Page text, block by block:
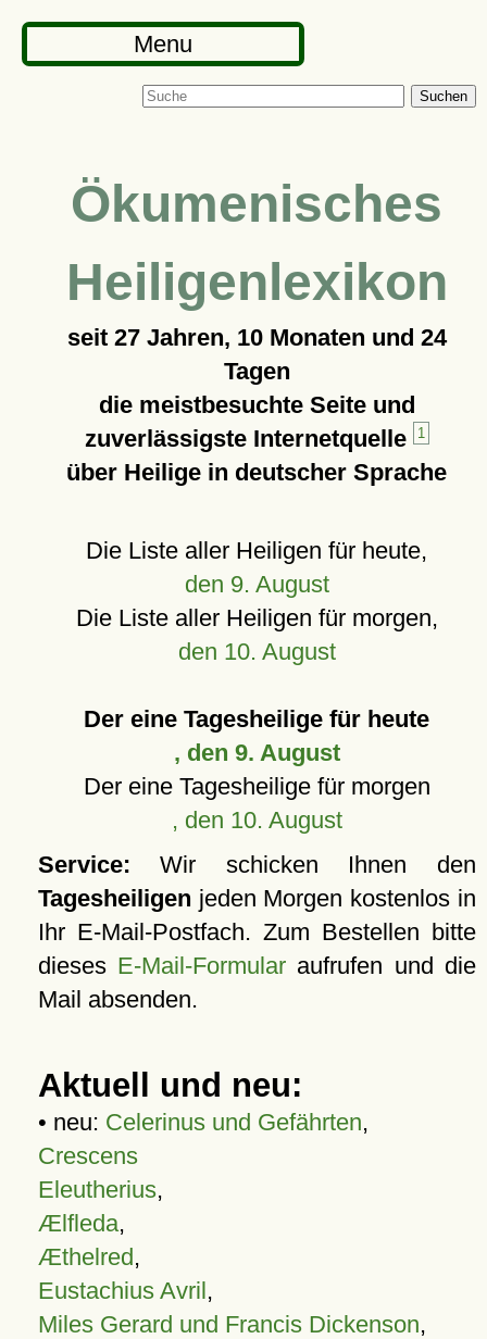
Menu
Suchen
Ökumenisches
Heiligenlexikon
seit 27 Jahren, 10 Monaten und 24
Tagen
die meistbesuchte Seite und
zuverlässigste Internetquelle
1
über Heilige in deutscher Sprache
Die Liste aller Heiligen für heute,
den 9. August
Die Liste aller Heiligen für morgen,
den 10. August
Der eine Tagesheilige für heute
, den 9. August
Der eine Tagesheilige für morgen
, den 10. August
Service: Wir schicken Ihnen den
Tagesheiligen jeden Morgen kostenlos in
Ihr E-Mail-Postfach. Zum Bestellen bitte
dieses E-Mail-Formular aufrufen und die
Mail absenden.
Aktuell und neu:
• neu: Celerinus und Gefährten,
Crescens
Eleutherius,
Ælfleda,
Æthelred,
Eustachius Avril,
Miles Gerard und Francis Dickenson,